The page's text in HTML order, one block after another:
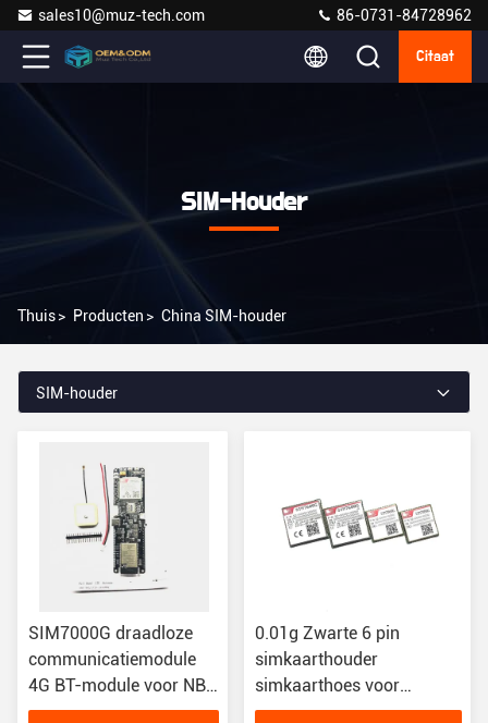
sales10@muz-tech.com 86-0731-84728962
Citaat
SIM-Houder
Thuis> Producten > China SIM-houder
SIM-houder
SIM7000G draadloze
communicatiemodule
4G BT-module voor NB-
IoT T-SIM7000G
0.01g Zwarte 6 pin
simkaarthouder
simkaarthoes voor
veelzijdige compatibiliteit